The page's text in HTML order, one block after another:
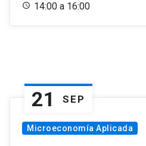
14:00 a 16:00
21 SEP
Microeconomía Aplicada